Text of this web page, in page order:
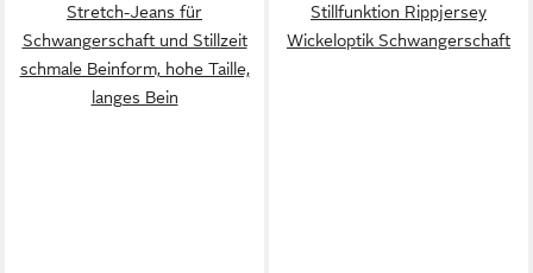
Stretch-Jeans für
Schwangerschaft und Stillzeit
schmale Beinform, hohe Taille,
langes Bein
Stillfunktion Rippjersey
Wickeloptik Schwangerschaft